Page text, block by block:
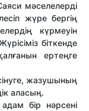
мәселелерді
жүре бергің
күрмеуін
біткенде
ертеңге
жазушының
аласың.
бір нәрсені